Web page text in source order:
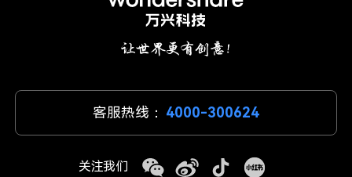
客服热线： 4000-300624
关注我们